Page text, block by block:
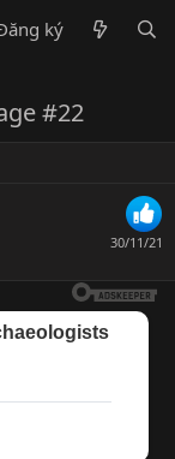
ký
#22
30/11/21